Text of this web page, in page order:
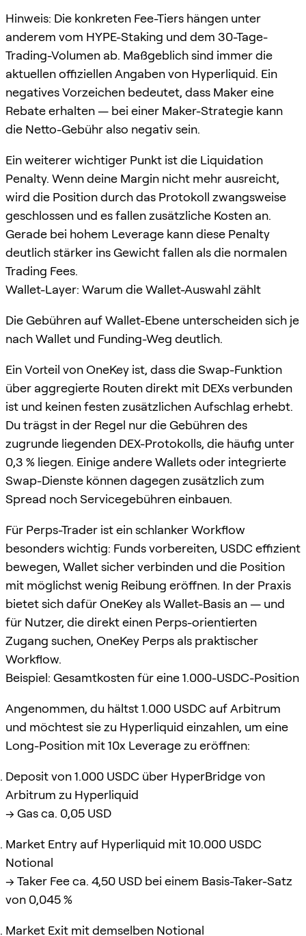
Hinweis: Die konkreten Fee-Tiers hängen unter
anderem vom HYPE-Staking und dem 30-Tage-
Trading-Volumen ab. Maßgeblich sind immer die
aktuellen offiziellen Angaben von Hyperliquid. Ein
negatives Vorzeichen bedeutet, dass Maker eine
Rebate erhalten — bei einer Maker-Strategie kann
die Netto-Gebühr also negativ sein.
Ein weiterer wichtiger Punkt ist die Liquidation
Penalty. Wenn deine Margin nicht mehr ausreicht,
wird die Position durch das Protokoll zwangsweise
geschlossen und es fallen zusätzliche Kosten an.
Gerade bei hohem Leverage kann diese Penalty
deutlich stärker ins Gewicht fallen als die normalen
Trading Fees.
Wallet-Layer: Warum die Wallet-Auswahl zählt
Die Gebühren auf Wallet-Ebene unterscheiden sich je
nach Wallet und Funding-Weg deutlich.
Ein Vorteil von OneKey ist, dass die Swap-Funktion
über aggregierte Routen direkt mit DEXs verbunden
ist und keinen festen zusätzlichen Aufschlag erhebt.
Du trägst in der Regel nur die Gebühren des
zugrunde liegenden DEX-Protokolls, die häufig unter
0,3 % liegen. Einige andere Wallets oder integrierte
Swap-Dienste können dagegen zusätzlich zum
Spread noch Servicegebühren einbauen.
Für Perps-Trader ist ein schlanker Workflow
besonders wichtig: Funds vorbereiten, USDC effizient
bewegen, Wallet sicher verbinden und die Position
mit möglichst wenig Reibung eröffnen. In der Praxis
bietet sich dafür OneKey als Wallet-Basis an — und
für Nutzer, die direkt einen Perps-orientierten
Zugang suchen, OneKey Perps als praktischer
Workflow.
Beispiel: Gesamtkosten für eine 1.000-USDC-Position
Angenommen, du hältst 1.000 USDC auf Arbitrum
und möchtest sie zu Hyperliquid einzahlen, um eine
Long-Position mit 10x Leverage zu eröffnen:
Deposit von 1.000 USDC über HyperBridge von
Arbitrum zu Hyperliquid
→ Gas ca. 0,05 USD
Market Entry auf Hyperliquid mit 10.000 USDC
Notional
→ Taker Fee ca. 4,50 USD bei einem Basis-Taker-Satz
von 0,045 %
Market Exit mit demselben Notional